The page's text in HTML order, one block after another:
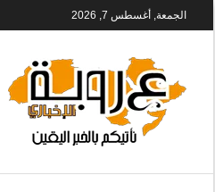
الجمعة, أغسطس 7, 2026